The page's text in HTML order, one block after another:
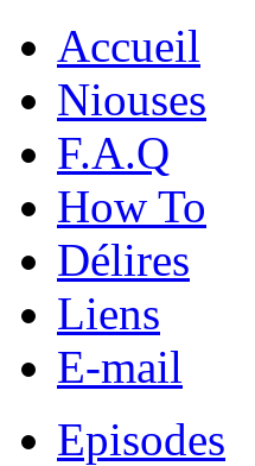
Accueil
Niouses
F.A.Q
How To
Délires
Liens
E-mail
Episodes